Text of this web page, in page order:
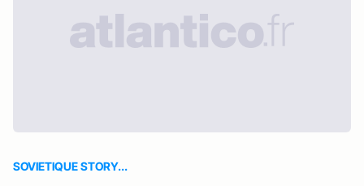
SOVIETIQUE STORY...